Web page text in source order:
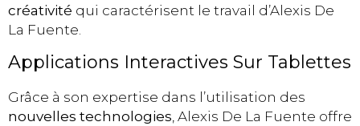
créativité qui caractérisent le travail d’Alexis De
La Fuente.
Applications Interactives Sur Tablettes
Grâce à son expertise dans l’utilisation des
nouvelles technologies, Alexis De La Fuente offre